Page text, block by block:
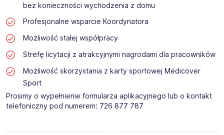
bez konieczności wychodzenia z domu
Profesjonalne wsparcie Koordynatora
Możliwość stałej współpracy
Strefę licytacji z atrakcyjnymi nagrodami dla pracowników
Możliwość skorzystania z karty sportowej Medicover
Sport
Prosimy o wypełnienie formularza aplikacyjnego lub o kontakt
telefoniczny pod numerem: 726 877 787​